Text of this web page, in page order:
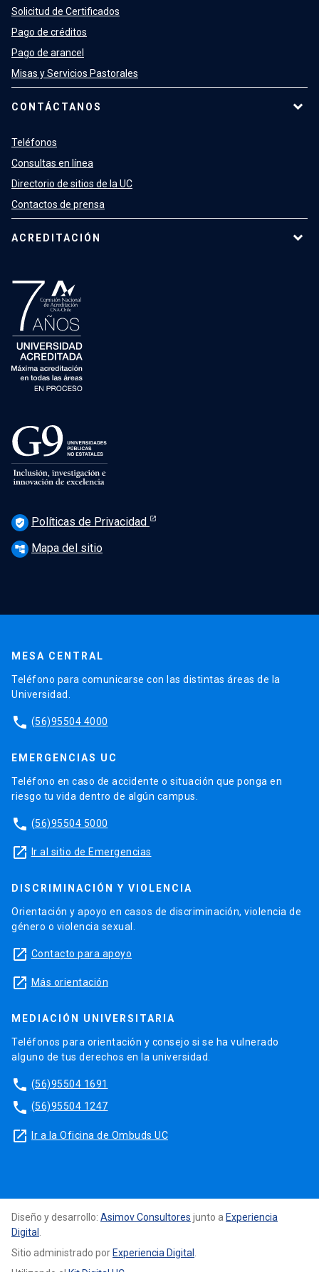
Solicitud de Certificados
Pago de créditos
Pago de arancel
Misas y Servicios Pastorales
CONTÁCTANOS
Teléfonos
Consultas en línea
Directorio de sitios de la UC
Contactos de prensa
ACREDITACIÓN
verified_user Políticas de Privacidad
account_tree Mapa del sitio
MESA CENTRAL
Teléfono para comunicarse con las distintas áreas de la
Universidad.
phone (56)95504 4000
EMERGENCIAS UC
Teléfono en caso de accidente o situación que ponga en
riesgo tu vida dentro de algún campus.
phone (56)95504 5000
launch Ir al sitio de Emergencias
DISCRIMINACIÓN Y VIOLENCIA
Orientación y apoyo en casos de discriminación, violencia de
género o violencia sexual.
launch Contacto para apoyo
launch Más orientación
MEDIACIÓN UNIVERSITARIA
Teléfonos para orientación y consejo si se ha vulnerado
alguno de tus derechos en la universidad.
phone (56)95504 1691
phone (56)95504 1247
launch Ir a la Oficina de Ombuds UC
Diseño y desarrollo: Asimov Consultores junto a Experiencia
Digital
Sitio administrado porExperiencia Digital